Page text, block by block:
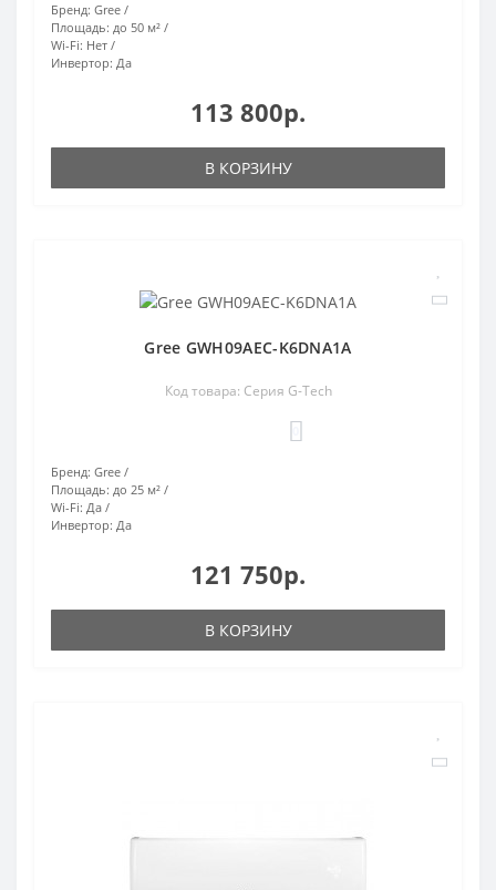
Бренд: Gree
Площадь: до 50 м²
Wi-Fi: Нет
Инвертор: Да
113 800р.
В КОРЗИНУ
Gree GWH09AEC-K6DNA1A
Код товара: Серия G-Tech
Бренд: Gree
Площадь: до 25 м²
Wi-Fi: Да
Инвертор: Да
121 750р.
В КОРЗИНУ